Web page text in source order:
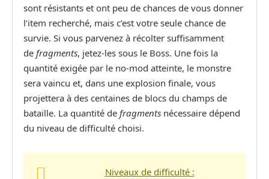
sont résistants et ont peu de chances de vous donner
l’item recherché, mais c’est votre seule chance de
survie. Si vous parvenez à récolter suffisamment
de fragments, jetez-les sous le Boss. Une fois la
quantité exigée par le no-mod atteinte, le monstre
sera vaincu et, dans une explosion finale, vous
projettera à des centaines de blocs du champs de
bataille. La quantité de fragments nécessaire dépend
du niveau de difficulté choisi.
Niveaux de difficulté :